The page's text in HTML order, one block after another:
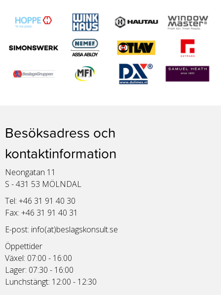
Besöksadress och
kontaktinformation
Neongatan 11
S - 431 53 MÖLNDAL
Tel: +46 31 91 40 30
Fax: +46 31 91 40 31
E-post: info(at)beslagskonsult.se
Öppettider
Växel: 07:00 - 16:00
Lager: 07:30 - 16:00
Lunchstängt: 12:00 - 12:30